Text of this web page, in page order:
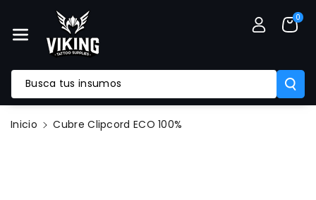
Mente Al
Contenido
Busca tus insumos
0
Inicio Cubre Clipcord ECO 100%
Ir